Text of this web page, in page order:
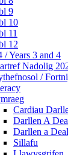
9
10
11
12
Years 3 and 4
Nadolig
/
Cardiau
Darllen A
Darllen a
Sillafu